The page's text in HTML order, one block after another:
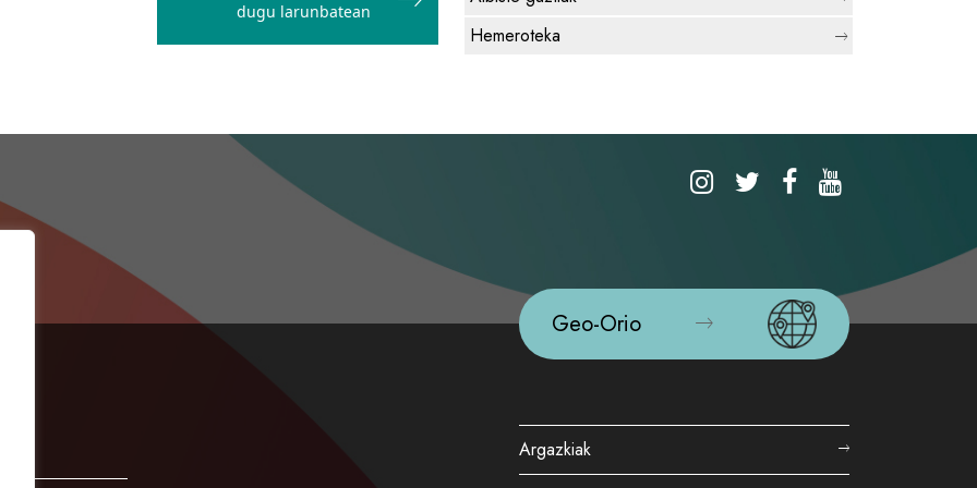
dugu larunbatean
Hemeroteka
Geo-Orio
Argazkiak